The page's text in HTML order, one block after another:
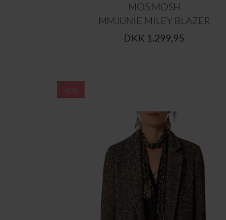
MOS MOSH
MMJUNIE MILEY BLAZER
DKK 1.299,95
-60%